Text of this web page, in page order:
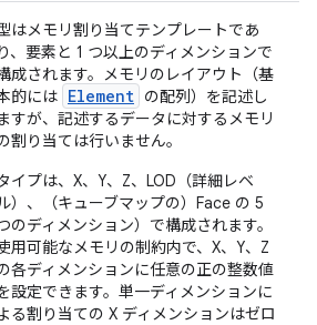
はメモリ割り当てテンプレートであ
り、要素と 1 つ以上のディメンションで
成されます。メモリのレイアウト（基
的には Element の配列）を記述し
すが、記述するデータに対するメモリ
割り当ては行いません。
イプは、X、Y、Z、LOD（詳細レベ
）、（キューブマップの）Face の 5
のディメンション）で構成されます。
用可能なメモリの制約内で、X、Y、Z
各ディメンションに任意の正の整数値
設定できます。単一ディメンションに
る割り当ての X ディメンションはゼロ